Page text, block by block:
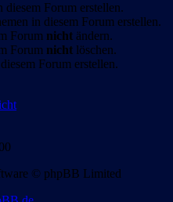
diesem Forum erstellen.
in diesem Forum erstellen.
Forum nicht ändern.
Forum nicht löschen.
Forum erstellen.
© phpBB Limited